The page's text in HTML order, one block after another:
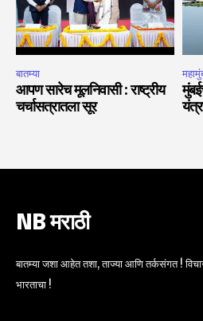
बातम्या
आपण सारेच मूलनिवासी : राष्ट्रीय
चर्चासत्रातला सूर
NB मराठी
बातम्या जशा आहेत तशा, ताज्या आणि तर्कसंगत !
भारताचा !